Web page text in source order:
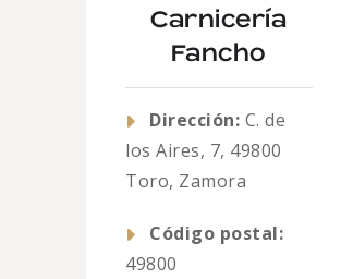
Carnicería
Fancho
Dirección: C. de
los Aires, 7, 49800
Toro, Zamora
Código postal:
49800